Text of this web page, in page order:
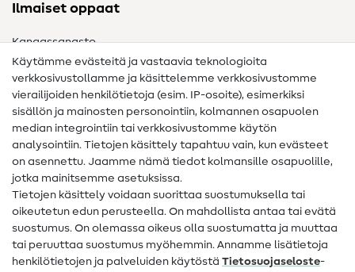
Ilmaiset oppaat
Kangassanasto
Ompelusanasto
Ompeluohjeet
Apua ja yhteystiedot
Yhteystiedot
Tietoa omistajanvaihdoksesta
FAQ
Peruutusoikeus
Käytämme evästeitä ja vastaavia teknologioita
verkkosivustollamme ja käsittelemme verkkosivustomme
vierailijoiden henkilötietoja (esim. IP-osoite), esimerkiksi
sisällön ja mainosten personointiin, kolmannen osapuolen
median integrointiin tai verkkosivustomme käytön
analysointiin. Tietojen käsittely tapahtuu vain, kun evästeet
on asennettu. Jaamme nämä tiedot kolmansille osapuolille,
jotka mainitsemme asetuksissa.
Tietojen käsittely voidaan suorittaa suostumuksella tai
oikeutetun edun perusteella. On mahdollista antaa tai evätä
suostumus. On olemassa oikeus olla suostumatta ja muuttaa
tai peruuttaa suostumus myöhemmin. Annamme lisätietoja
henkilötietojen ja palveluiden käytöstä Tietosuojaseloste-